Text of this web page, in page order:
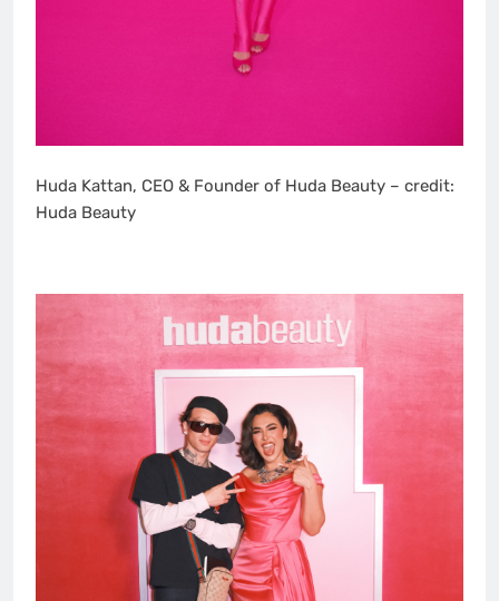
Huda Kattan, CEO & Founder of Huda Beauty – credit:
Huda Beauty